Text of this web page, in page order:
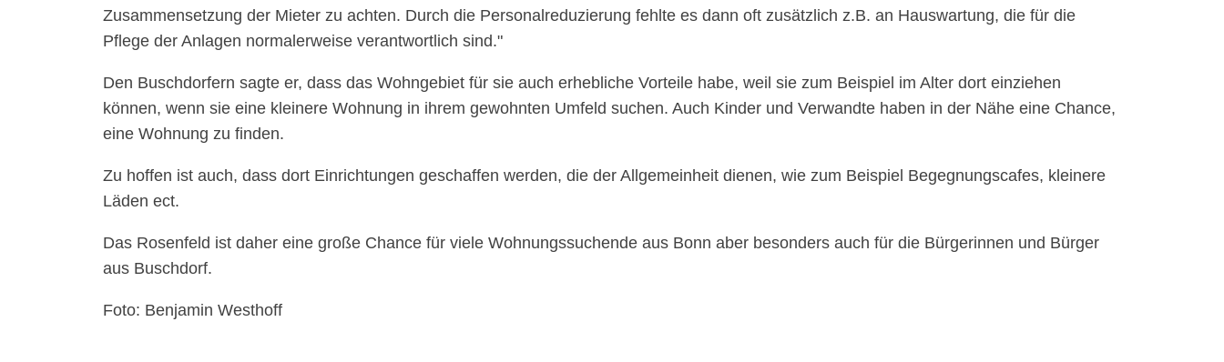
Zusammensetzung der Mieter zu achten. Durch die Personalreduzierung fehlte es dann oft zusätzlich z.B. an Hauswartung, die für die
Pflege der Anlagen normalerweise verantwortlich sind.
Den Buschdorfern sagte er, dass das Wohngebiet für sie auch erhebliche Vorteile habe, weil sie zum Beispiel im Alter dort einziehen
können, wenn sie eine kleinere Wohnung in ihrem gewohnten Umfeld suchen. Auch Kinder und Verwandte haben in der Nähe eine Chance,
eine Wohnung zu finden.
Zu hoffen ist auch, dass dort Einrichtungen geschaffen werden, die der Allgemeinheit dienen, wie zum Beispiel Begegnungscafes, kleinere
Läden ect.
Das Rosenfeld ist daher eine große Chance für viele Wohnungssuchende aus Bonn aber besonders auch für die Bürgerinnen und Bürger
aus Buschdorf.
Foto: Benjamin Westhoff